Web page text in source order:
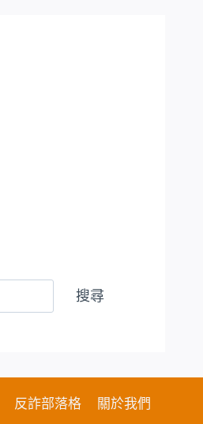
搜尋
反詐部落格 關於我們